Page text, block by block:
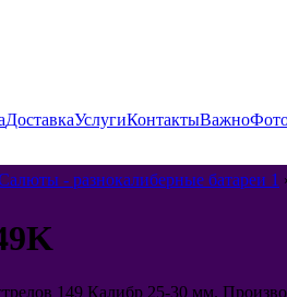
ДоставкаУслугиКонтактыВажно
- разнокалиберные батареи 1
149 Калибр 25-30 мм.